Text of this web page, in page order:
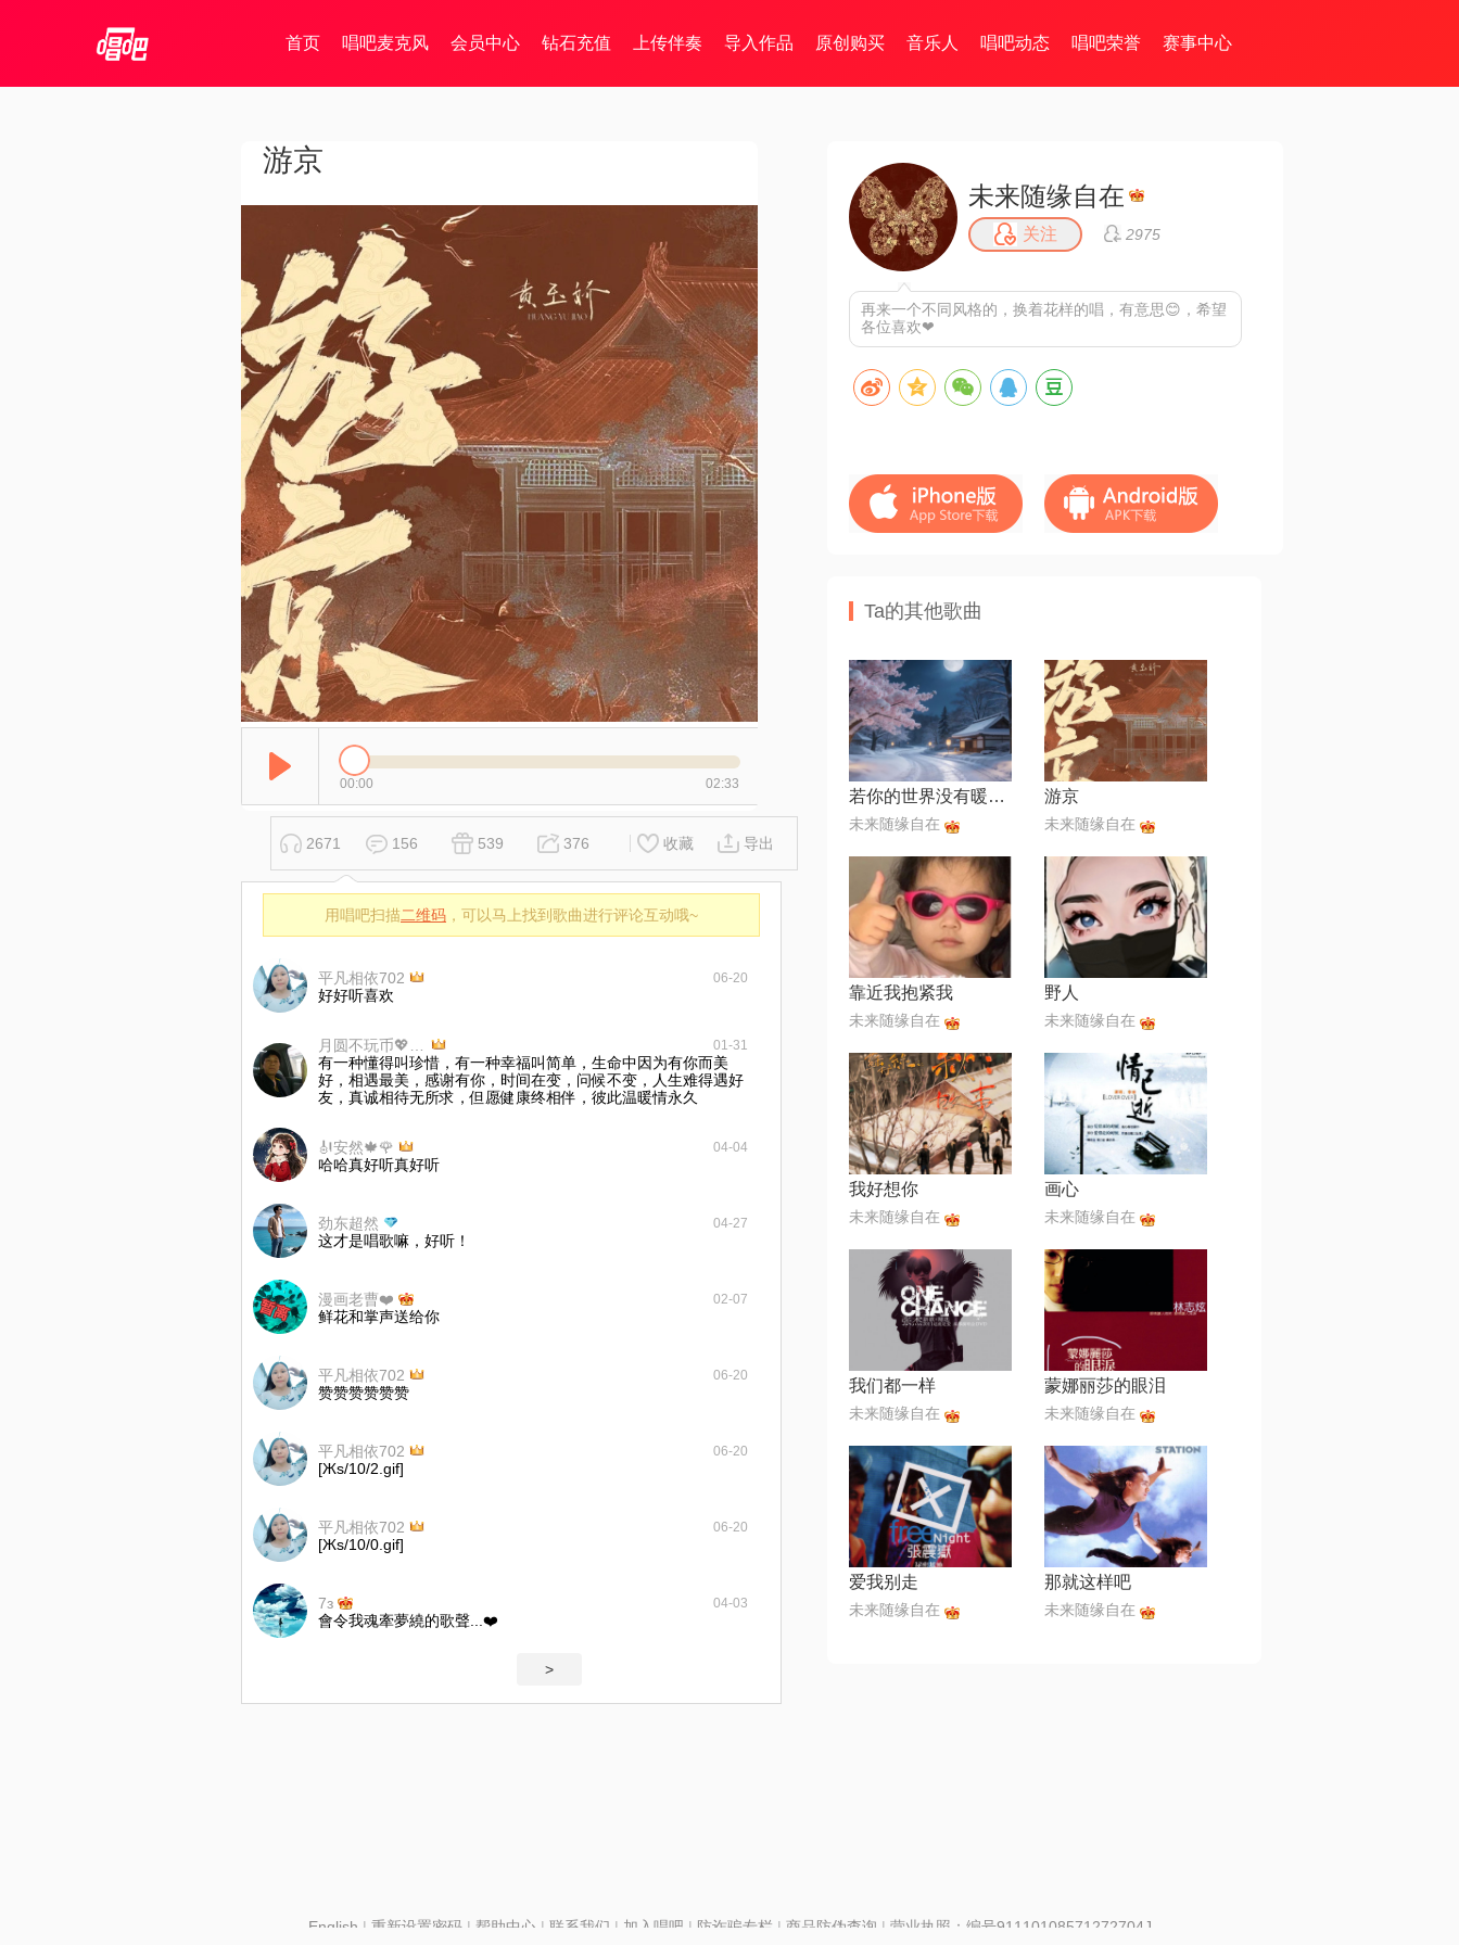
首页 唱吧麦克风 会员中心 钻石充值 上传伴奏 导入作品 原创购买 音乐人 唱吧动态 唱吧荣誉 赛事中心
游京
00:00 02:33
2671 156 539 376 收藏 导出
用唱吧扫描二维码 ，可以马上找到歌曲进行评论互动哦~
平凡相依702 06-20
好好听喜欢
01-31
有一种懂得叫珍惜，有一种幸福叫简单，生命中因为有你而美
好，相遇最美，感谢有你，时间在变，问候不变，人生难得遇好
友，真诚相待无所求，但愿健康终相伴，彼此温暖情永久
🎻安然🍁🌹 04-04
哈哈真好听真好听
劲东超然 04-27
这才是唱歌嘛，好听！
漫画老曹❤️ 02-07
鲜花和掌声送给你
平凡相依702 06-20
赞赞赞赞赞赞
平凡相依702 06-20
[Жs/10/2.gif]
平凡相依702 06-20
[Жs/10/0.gif]
7з 04-03
會令我魂牽夢繞的歌聲...❤️
>
未来随缘自在
关注 2975
再来一个不同风格的，换着花样的唱，有意思😊，希望
各位喜欢❤
Ta的其他歌曲
若你的世界没有暖阳【影视剧《入青云》宿命救赎曲】
未来随缘自在
游京
未来随缘自在
靠近我抱紧我
未来随缘自在
野人
未来随缘自在
我好想你
未来随缘自在
画心
未来随缘自在
我们都一样
未来随缘自在
蒙娜丽莎的眼泪
未来随缘自在
爱我别走
未来随缘自在
那就这样吧
未来随缘自在
English | 重新设置密码| 帮助中心 | 联系我们 | 加入唱吧 | 防诈骗专栏 | 商品防伪查询 | 营业执照：编号91110108571272704J